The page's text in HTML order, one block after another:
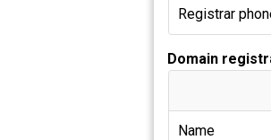
Registrar
Domain
Name